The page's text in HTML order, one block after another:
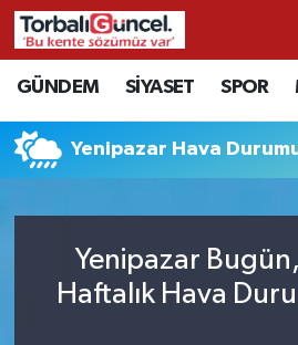
GÜNDEM SİYASET SPOR
Yenipazar Hava
Yenipazar Bugün,
Haftalık Hava
İzmir Nöbetçi Eczaneler
İzmir Hava Durumu
İzmir Trafik Yoğunluk
Süper Lig Puan Durumu ve